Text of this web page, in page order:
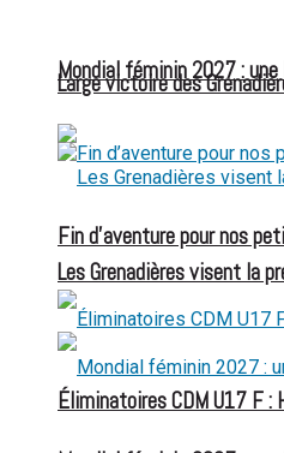
Large victoire des
Les Grenadières visent la
Mondial féminin 2027 :
Fin d’aventure pour nos
Éliminatoires CDM U17 F :